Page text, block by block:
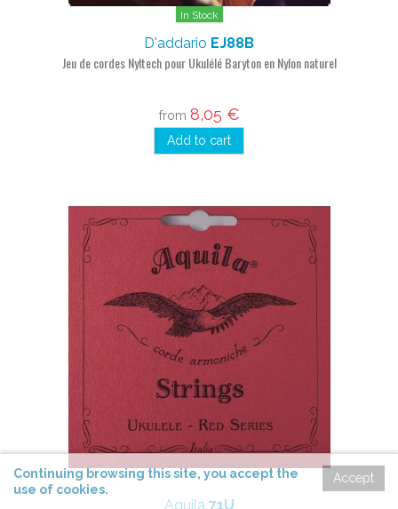
In Stock
D'addario EJ88B
Jeu de cordes Nyltech pour Ukulélé Baryton en Nylon naturel
from 8,05 €
Add to cart
Aquila 71U
Accept
Continuing browsing this site, you accept the
use of cookies.